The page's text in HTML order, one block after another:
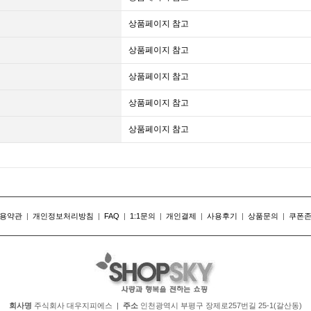
상품페이지 참고
상품페이지 참고
상품페이지 참고
상품페이지 참고
상품페이지 참고
약관 | 개인정보처리방침 | FAQ | 1:1문의 | 개인결제 | 사용후기 | 상품문의 | 쿠폰존
회사명 주식회사 대우지피에스 | 주소 인천광역시 부평구 장제로257번길 25-1(갈산동)